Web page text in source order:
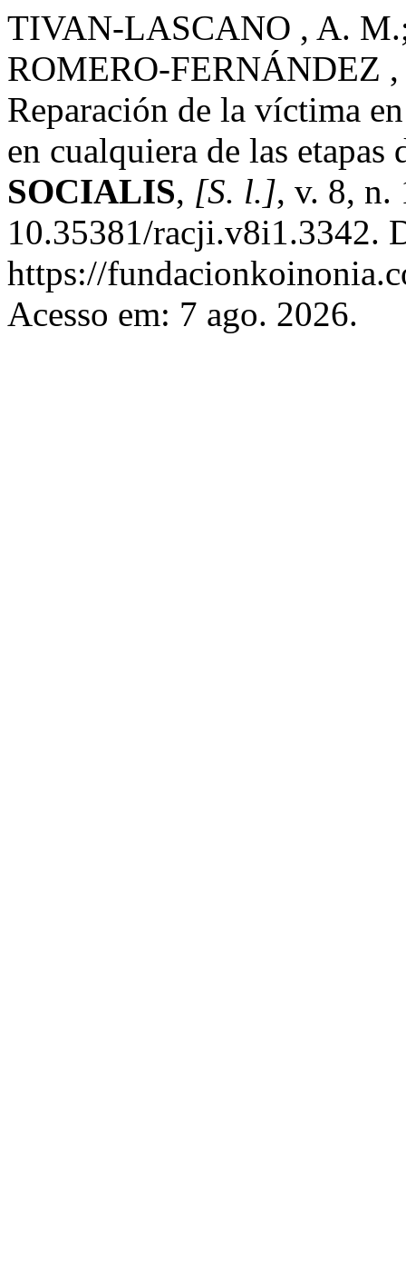
TIVAN-LASCANO , A.
ROMERO-FERNÁNDEZ
Reparación de la víctima
en cualquiera de las
SOCIALIS, [S. l.], v. 8, n.
10.35381/racji.v8i1.3342.
https://
Acesso em: 7 ago. 2026.